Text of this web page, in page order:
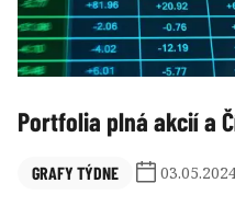
Portfolia plná akcií a
GRAFY TÝDNE